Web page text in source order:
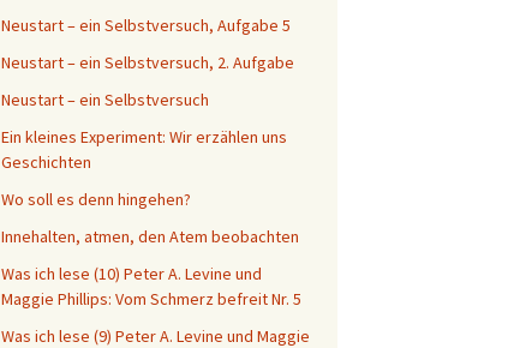
Neustart – ein Selbstversuch, Aufgabe 5
Neustart – ein Selbstversuch, 2. Aufgabe
Neustart – ein Selbstversuch
Ein kleines Experiment: Wir erzählen uns
Geschichten
Wo soll es denn hingehen?
Innehalten, atmen, den Atem beobachten
Was ich lese (10) Peter A. Levine und
Maggie Phillips: Vom Schmerz befreit Nr. 5
Was ich lese (9) Peter A. Levine und Maggie